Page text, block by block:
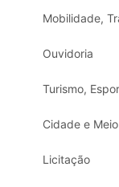
Mobilidade,
Ouvidoria
Cidade e
Licitação